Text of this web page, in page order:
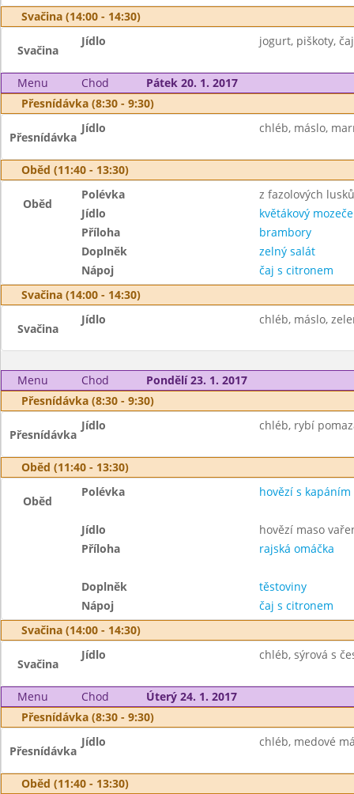
Svačina (14:00 - 14:30)
Svačina
Jídlo jogurt, piškoty, čaj
Menu Chod
Pátek 20. 1. 2017
Přesnídávka (8:30 - 9:30)
Přesnídávka
Jídlo chléb, máslo,
Oběd (11:40 - 13:30)
Oběd
Polévka
z fazolových lusků
Jídlo
květákový
Příloha
brambory
Doplněk
zelný salát
Nápoj
čaj s citronem
Svačina (14:00 - 14:30)
Svačina
Jídlo chléb, máslo,
Menu Chod
Pondělí 23. 1. 2017
Přesnídávka (8:30 - 9:30)
Přesnídávka
Jídlo chléb, rybí
Oběd (11:40 - 13:30)
Oběd
Polévka hovězí s kapáním
Jídlo
hovězí maso
Příloha
rajská omáčka
Doplněk
těstoviny
Nápoj
čaj s citronem
Svačina (14:00 - 14:30)
Svačina
Jídlo chléb, sýrová s
Menu Chod
Úterý 24. 1. 2017
Přesnídávka (8:30 - 9:30)
Přesnídávka
Jídlo chléb, medové
Oběd (11:40 - 13:30)